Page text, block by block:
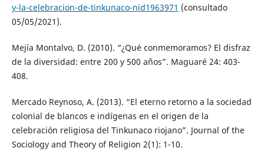
y-la-celebracion-de-tinkunaco-nid1963971 (consultado
05/05/2021).
Mejía Montalvo, D. (2010). “¿Qué conmemoramos? El disfraz
de la diversidad: entre 200 y 500 años”. Maguaré 24: 403-
408.
Mercado Reynoso, A. (2013). “El eterno retorno a la sociedad
colonial de blancos e indígenas en el origen de la
celebración religiosa del Tinkunaco riojano”. Journal of the
Sociology and Theory of Religion 2(1): 1-10.